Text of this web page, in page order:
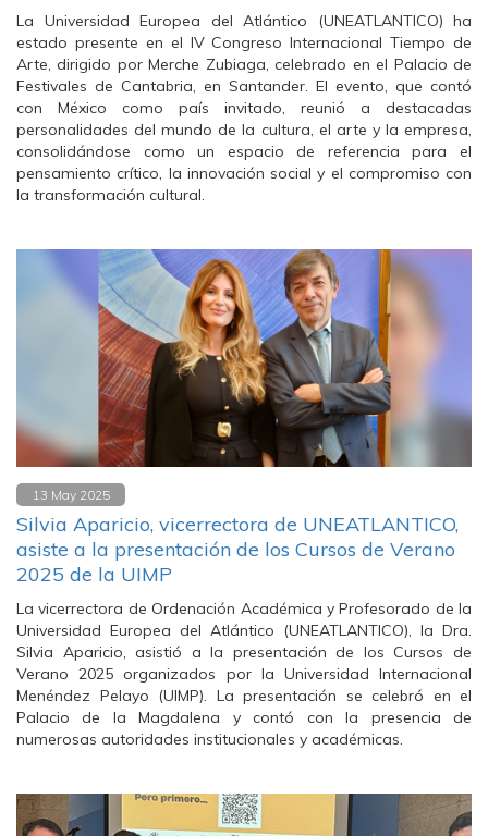
La Universidad Europea del Atlántico (UNEATLANTICO) ha
estado presente en el IV Congreso Internacional Tiempo de
Arte, dirigido por Merche Zubiaga, celebrado en el Palacio de
Festivales de Cantabria, en Santander. El evento, que contó
con México como país invitado, reunió a destacadas
personalidades del mundo de la cultura, el arte y la empresa,
consolidándose como un espacio de referencia para el
pensamiento crítico, la innovación social y el compromiso con
la transformación cultural.
13 May 2025
Silvia Aparicio, vicerrectora de UNEATLANTICO,
asiste a la presentación de los Cursos de Verano
2025 de la UIMP
La vicerrectora de Ordenación Académica y Profesorado de la
Universidad Europea del Atlántico (UNEATLANTICO), la Dra.
Silvia Aparicio, asistió a la presentación de los Cursos de
Verano 2025 organizados por la Universidad Internacional
Menéndez Pelayo (UIMP). La presentación se celebró en el
Palacio de la Magdalena y contó con la presencia de
numerosas autoridades institucionales y académicas.